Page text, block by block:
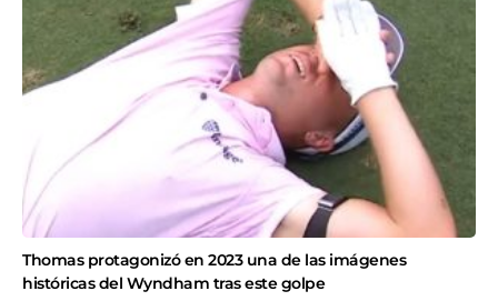
Thomas protagonizó en 2023 una de las imágenes
históricas del Wyndham tras este golpe